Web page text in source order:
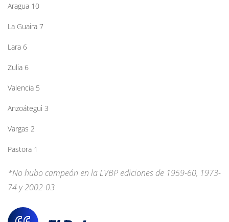
Aragua 10
La Guaira 7
Lara 6
Zulia 6
Valencia 5
Anzoátegui 3
Vargas 2
Pastora 1
*No hubo campeón en la LVBP ediciones de 1959-60, 1973-
74 y 2002-03